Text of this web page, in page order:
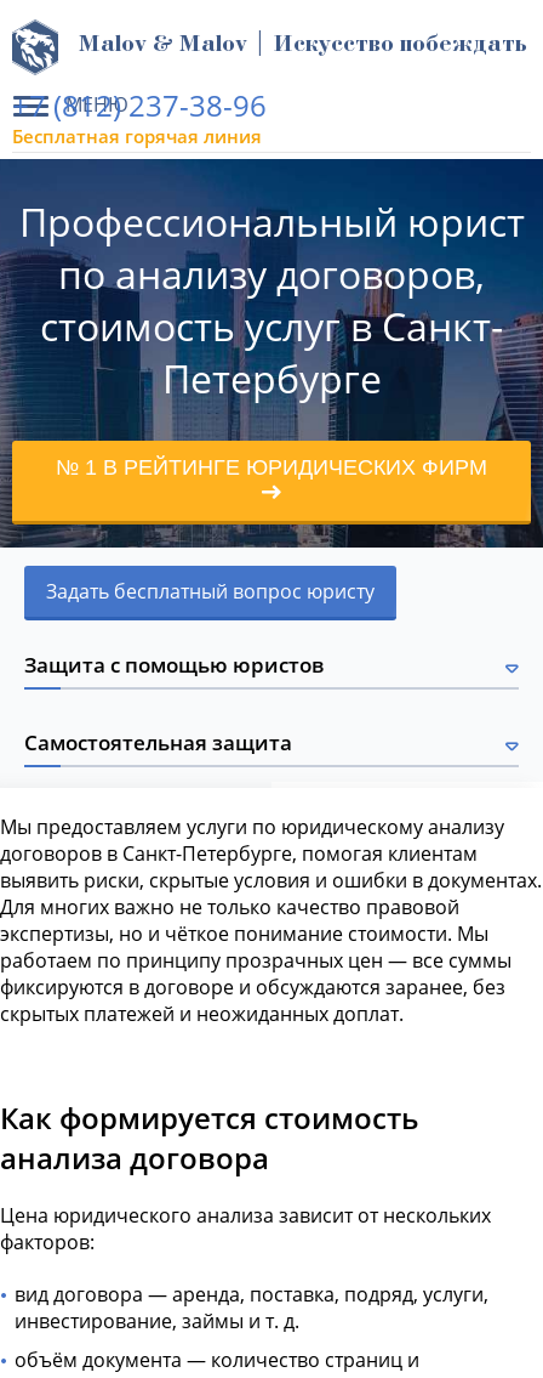
МЕНЮ
Malov & Malov | Искусство побеждать
+7 (812) 237-38-96
Бесплатная горячая линия
Профессиональный юрист
по анализу договоров,
стоимость услуг в Санкт-
Петербурге
№ 1 В РЕЙТИНГЕ ЮРИДИЧЕСКИХ ФИРМ
Задать бесплатный вопрос юристу
Защита с помощью юристов
Самостоятельная защита
Мы предоставляем услуги по юридическому анализу
договоров в Санкт-Петербурге, помогая клиентам
выявить риски, скрытые условия и ошибки в документах.
Для многих важно не только качество правовой
экспертизы, но и чёткое понимание стоимости. Мы
работаем по принципу прозрачных цен — все суммы
фиксируются в договоре и обсуждаются заранее, без
скрытых платежей и неожиданных доплат.
Как формируется стоимость
анализа договора
Цена юридического анализа зависит от нескольких
факторов:
вид договора — аренда, поставка, подряд, услуги,
инвестирование, займы и т. д.
объём документа — количество страниц и